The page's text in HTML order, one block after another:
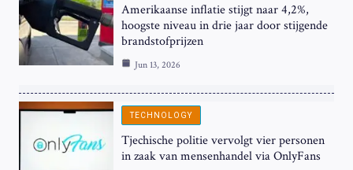
Amerikaanse inflatie stijgt naar 4,2%,
hoogste niveau in drie jaar door stijgende
brandstofprijzen
Jun 13, 2026
TECHNOLOGY
Tjechische politie vervolgt vier personen
in zaak van mensenhandel via OnlyFans